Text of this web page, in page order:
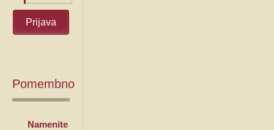
Pomembno
Namenite